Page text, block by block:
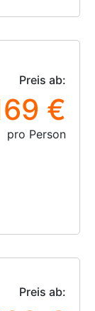
Preis ab:
€
pro Person
Preis ab: